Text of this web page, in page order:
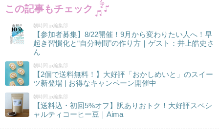
この記事もチェック
朝時間.jp編集部
【参加者募集】8/22開催！9月から変わりたい人へ！早
起き習慣化と“自分時間”の作り方｜ゲスト：井上皓史さ
ん
朝時間.jp編集部
【2個で送料無料！】大好評「おかしめいと」のスイー
ツ新登場 | お得なキャンペーン開催中
朝時間.jp編集部
【送料込・初回5%オフ】訳ありおトク！大好評スペシ
ャルティコーヒー豆｜Aima